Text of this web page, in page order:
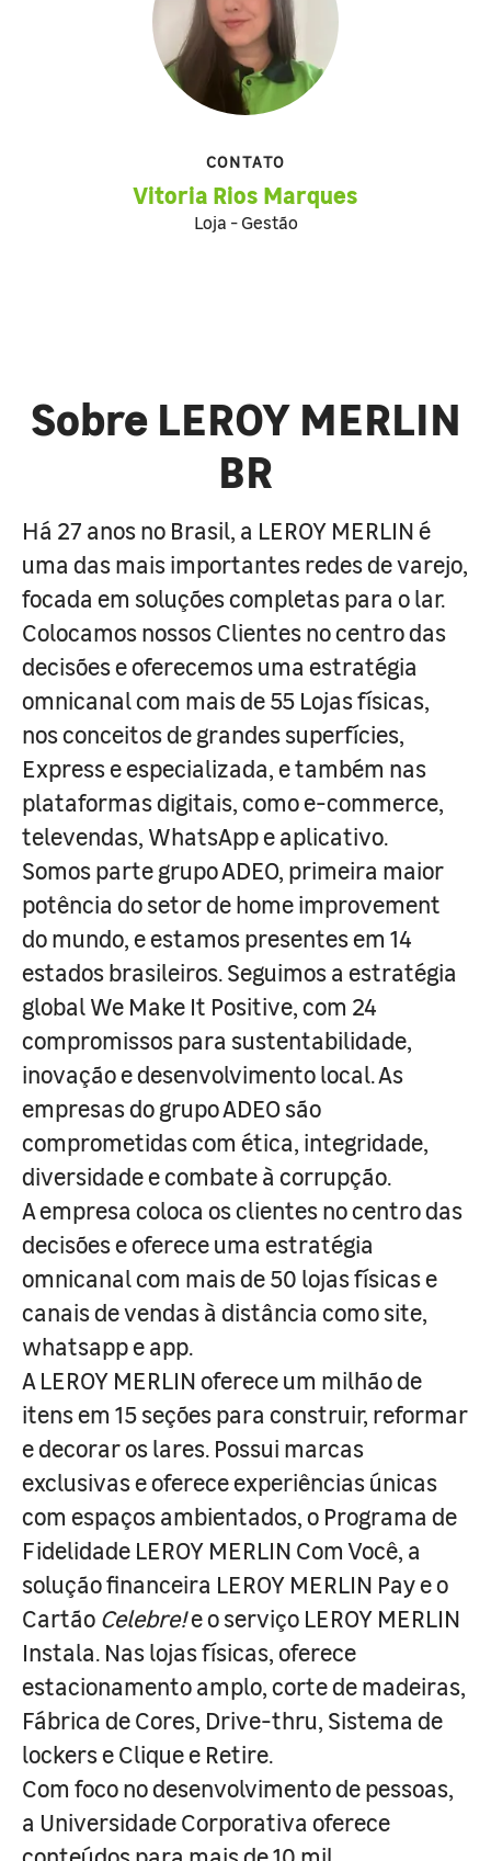
CONTATO
Vitoria Rios Marques
Loja - Gestão
Sobre LEROY MERLIN
BR
Há 27 anos no Brasil, a LEROY MERLIN é
uma das mais importantes redes de varejo,
focada em soluções completas para o lar.
Colocamos nossos Clientes no centro das
decisões e oferecemos uma estratégia
omnicanal com mais de 55 Lojas físicas,
nos conceitos de grandes superfícies,
Express e especializada, e também nas
plataformas digitais, como e-commerce,
televendas, WhatsApp e aplicativo.
Somos parte grupo ADEO, primeira maior
potência do setor de home improvement
do mundo, e estamos presentes em 14
estados brasileiros. Seguimos a estratégia
global We Make It Positive, com 24
compromissos para sustentabilidade,
inovação e desenvolvimento local. As
empresas do grupo ADEO são
comprometidas com ética, integridade,
diversidade e combate à corrupção.
A empresa coloca os clientes no centro das
decisões e oferece uma estratégia
omnicanal com mais de 50 lojas físicas e
canais de vendas à distância como site,
whatsapp e app.
A LEROY MERLIN oferece um milhão de
itens em 15 seções para construir, reformar
e decorar os lares. Possui marcas
exclusivas e oferece experiências únicas
com espaços ambientados, o Programa de
Fidelidade LEROY MERLIN Com Você, a
solução financeira LEROY MERLIN Pay e o
Cartão Celebre!e o serviço LEROY MERLIN
Instala. Nas lojas físicas, oferece
estacionamento amplo, corte de madeiras,
Fábrica de Cores, Drive-thru, Sistema de
lockers e Clique e Retire.
Com foco no desenvolvimento de pessoas,
a Universidade Corporativa oferece